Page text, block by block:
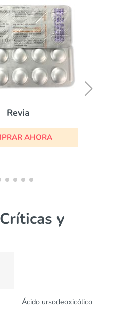
AHORA
y
Ácido ursodeoxicólico